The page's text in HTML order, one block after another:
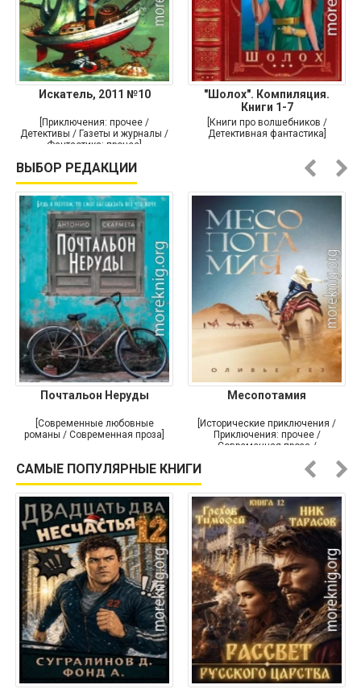
Искатель, 2011 №10
[Приключения: прочее /
Детективы / Газеты и журналы /
Фантастика: прочее]
"Шолох". Компиляция.
Книги 1-7
[Книги про волшебников /
Детективная фантастика]
ВЫБОР РЕДАКЦИИ
Почтальон Неруды
[Современные любовные
романы / Современная проза]
Месопотамия
[Исторические приключения /
Приключения: прочее /
Современная проза /
САМЫЕ ПОПУЛЯРНЫЕ КНИГИ